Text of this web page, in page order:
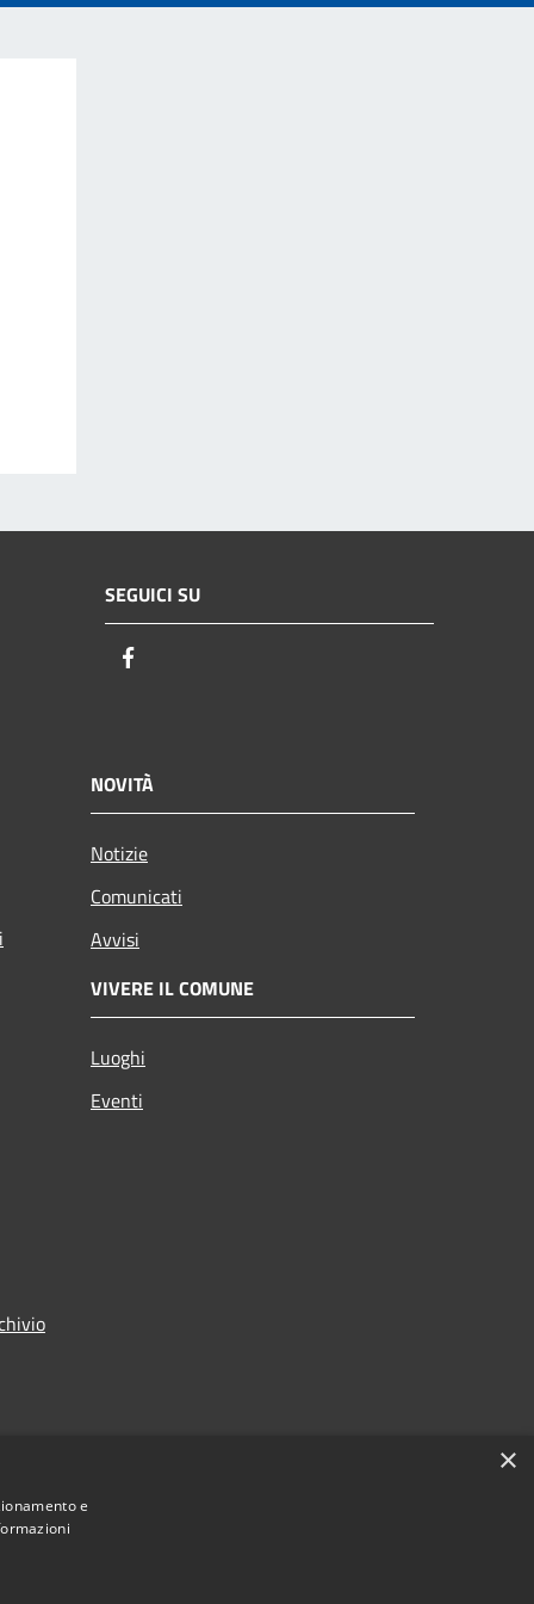
SEGUICI SU
NOVITÀ
Notizie
Comunicati
Avvisi
VIVERE IL COMUNE
Luoghi
Eventi
×
e